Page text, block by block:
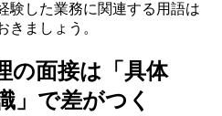
験した業務に関連する用語は
きましょう。
の面接は「具体
」で差がつく